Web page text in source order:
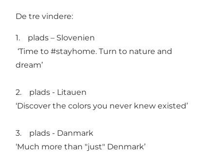
De tre vindere:
1. plads – Slovenien
‘Time to #stayhome. Turn to nature and
dream’
2. plads - Litauen
‘Discover the colors you never knew existed’
3. plads - Danmark
‘Much more than "just" Denmark’